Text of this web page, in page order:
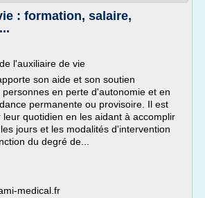
: formation, salaire,
l'auxiliaire de vie
son aide et son soutien
en perte d'autonomie et en
permanente ou provisoire. Il est
quotidien en les aidant à accomplir
jours et les modalités d'intervention
du degré de...
medical.fr